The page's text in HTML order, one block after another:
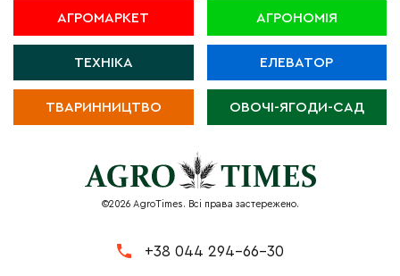
АГРОМАРКЕТ АГРОНОМІЯ
ТЕХНІКА ЕЛЕВАТОР
ТВАРИННИЦТВО ОВОЧІ-ЯГОДИ-САД
©2026 AgroTimes. Всі права застережено.
+38 044 294-66-30